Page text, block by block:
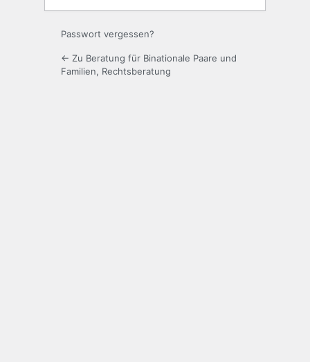
Passwort vergessen?
← Zu Beratung für Binationale Paare und
Familien, Rechtsberatung